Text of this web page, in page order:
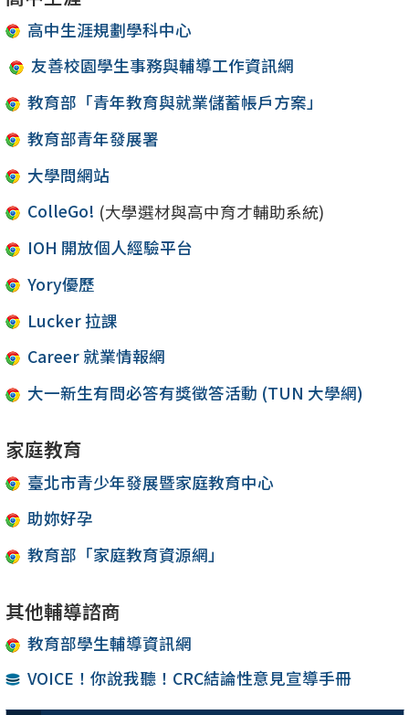
高中生涯規劃學科中心
友善校園學生事務與輔導工作資訊網
教育部「青年教育與就業儲蓄帳戶方案」
教育部青年發展署
大學問網站
ColleGo! (大學選材與高中育才輔助系統)
IOH 開放個人經驗平台
Yory優歷
Lucker 拉課
Career 就業情報網
大一新生有問必答有獎徵答活動 (TUN 大學網)
家庭教育
臺北市青少年發展暨家庭教育中心
助妳好孕
教育部「家庭教育資源網」
其他輔導諮商
教育部學生輔導資訊網
VOICE！你說我聽！CRC結論性意見宣導手冊